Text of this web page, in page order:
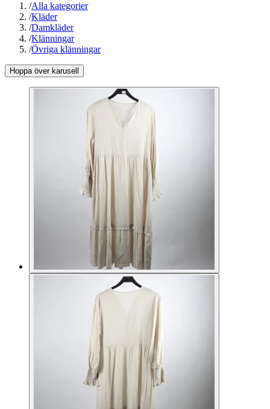
/Alla kategorier
/Kläder
/Damkläder
/Klänningar
/Övriga klänningar
Hoppa över karusell